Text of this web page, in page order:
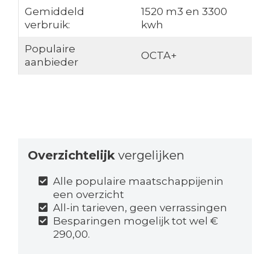
Gemiddeld
verbruik:
1520 m3 en 3300
kwh
Populaire
aanbieder
OCTA+
Overzichtelijk vergelijken
Alle populaire maatschappijenin
een overzicht
All-in tarieven, geen verrassingen
Besparingen mogelijk tot wel €
290,00.